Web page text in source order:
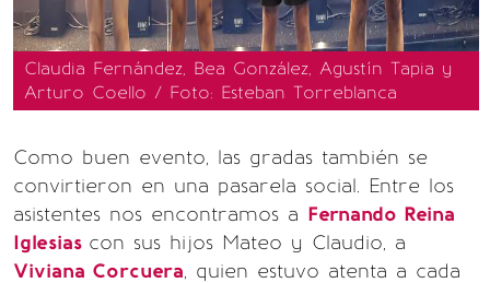
Claudia Fernández, Bea González, Agustín Tapia y
Arturo Coello / Foto: Esteban Torreblanca
Como buen evento, las gradas también se
convirtieron en una pasarela social. Entre los
asistentes nos encontramos a Fernando Reina
Iglesias con sus hijos Mateo y Claudio, a
Viviana Corcuera, quien estuvo atenta a cada